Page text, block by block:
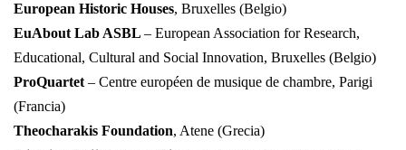
European Historic Houses, Bruxelles (Belgio)
EuAbout Lab ASBL – European Association for Research,
Educational, Cultural and Social Innovation, Bruxelles (Belgio)
ProQuartet– Centre européen de musique de chambre, Parigi
(Francia)
Theocharakis Foundation, Atene (Grecia)